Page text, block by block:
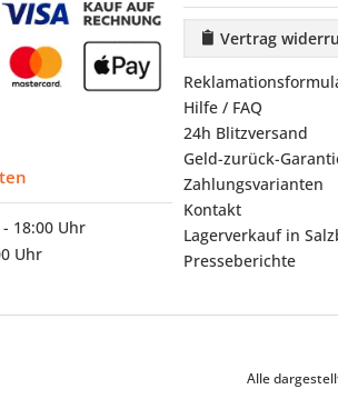
18:00 Uhr
Uhr
Vertrag
Hilfe / FAQ
24h Blitzversand
Geld-zurück-
Zahlungsvarianten
Kontakt
Lagerverkauf in
Presseberichte
Alle